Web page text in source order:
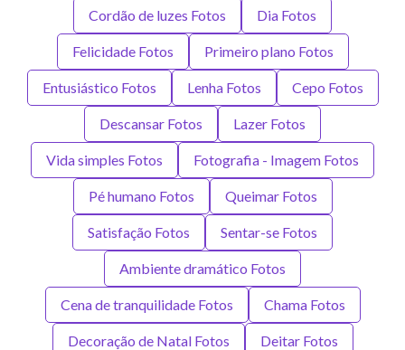
Cordão de luzes Fotos Dia Fotos
Felicidade Fotos Primeiro plano Fotos
Entusiástico Fotos Lenha Fotos Cepo Fotos
Descansar Fotos Lazer Fotos
Vida simples Fotos Fotografia - Imagem Fotos
Pé humano Fotos Queimar Fotos
Satisfação Fotos Sentar-se Fotos
Ambiente dramático Fotos
Cena de tranquilidade Fotos Chama Fotos
Decoração de Natal Fotos Deitar Fotos